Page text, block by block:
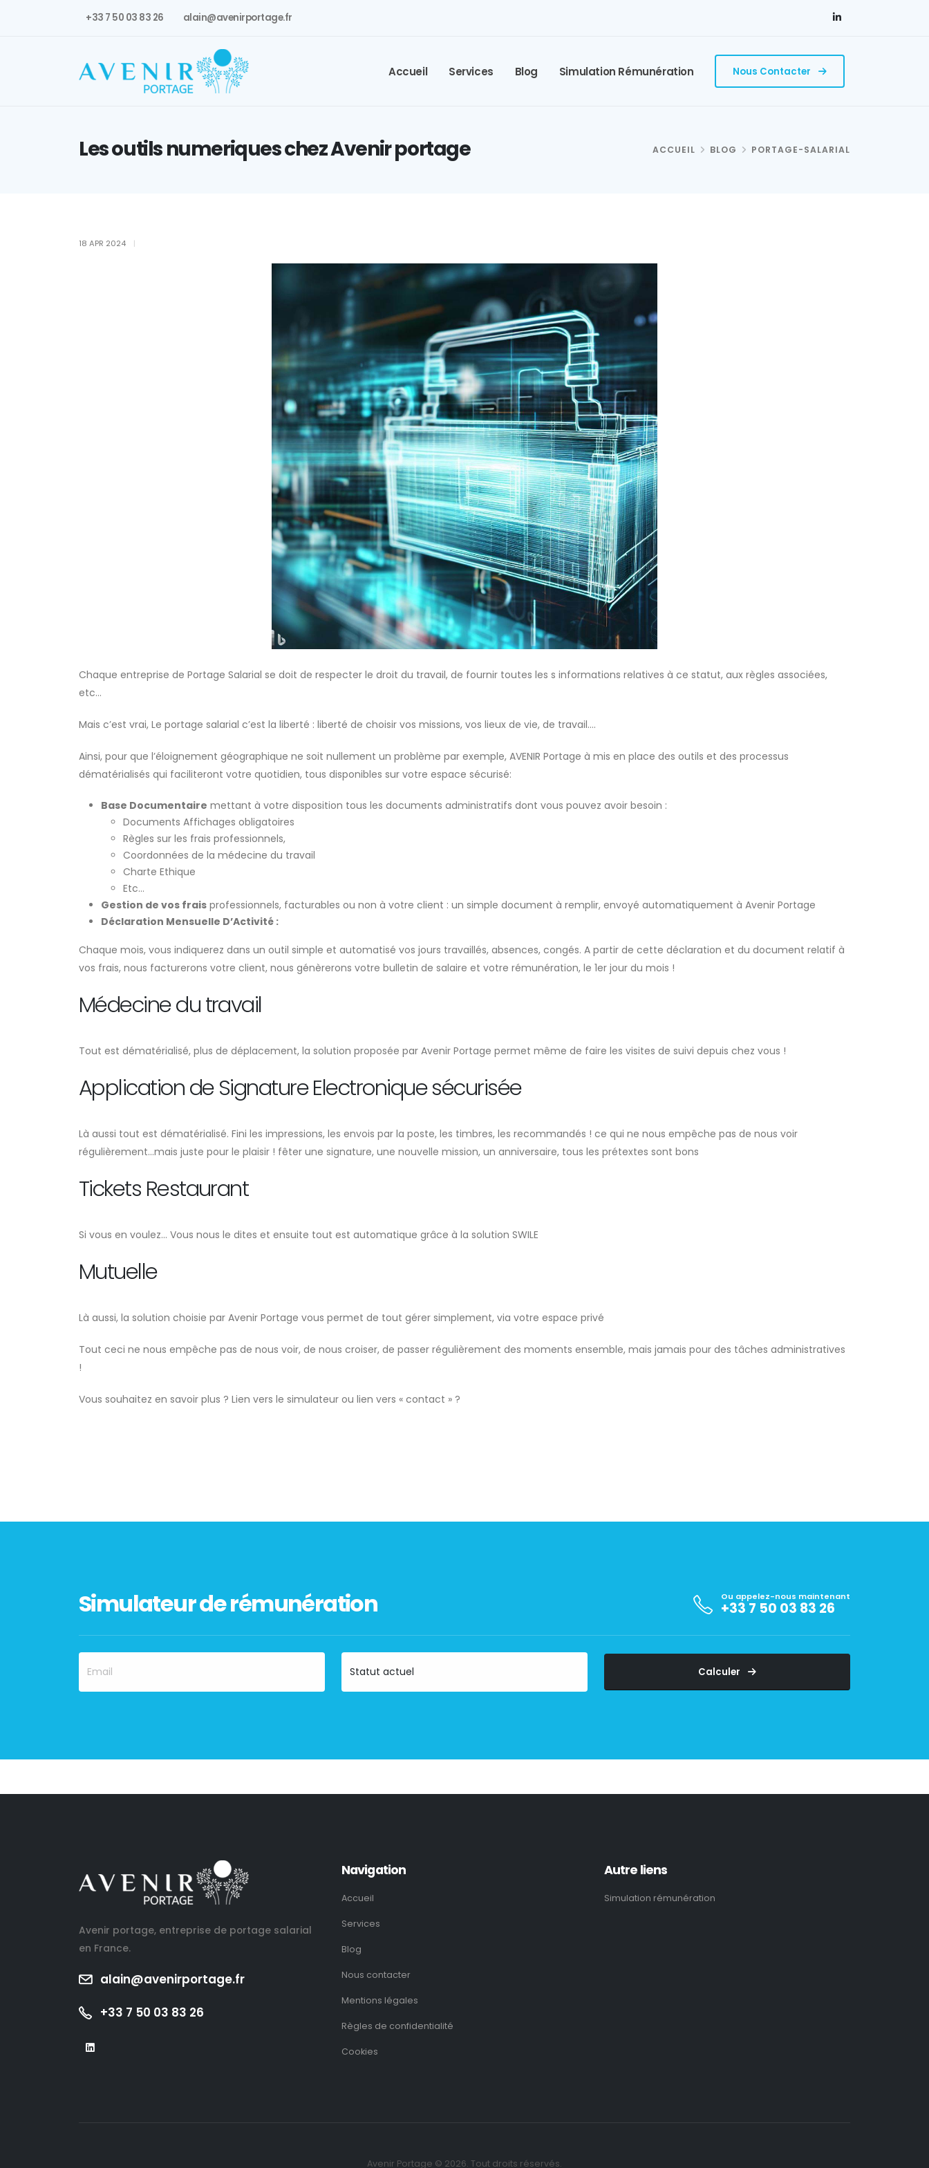
+33 7 50 03 83 26 alain@avenirportage.fr
Accueil Services Blog Simulation Rémunération Nous Contacter
Les outils numeriques chez Avenir portage ACCUEIL BLOG PORTAGE-SALARIAL
18 APR 2024 |
Chaque entreprise de Portage Salarial se doit de respecter le droit du travail, de fournir toutes les s informations relatives à ce statut, aux règles associées,
etc…
Mais c’est vrai, Le portage salarial c’est la liberté : liberté de choisir vos missions, vos lieux de vie, de travail….
Ainsi, pour que l’éloignement géographique ne soit nullement un problème par exemple, AVENIR Portage à mis en place des outils et des processus
dématérialisés qui faciliteront votre quotidien, tous disponibles sur votre espace sécurisé:
Base Documentaire mettant à votre disposition tous les documents administratifs dont vous pouvez avoir besoin :
Documents Affichages obligatoires
Règles sur les frais professionnels,
Coordonnées de la médecine du travail
Charte Ethique
Etc…
Gestion de vos frais professionnels, facturables ou non à votre client : un simple document à remplir, envoyé automatiquement à Avenir Portage
Déclaration Mensuelle D’Activité :
Chaque mois, vous indiquerez dans un outil simple et automatisé vos jours travaillés, absences, congés. A partir de cette déclaration et du document relatif à
vos frais, nous facturerons votre client, nous génèrerons votre bulletin de salaire et votre rémunération, le 1er jour du mois !
Médecine du travail
Tout est dématérialisé, plus de déplacement, la solution proposée par Avenir Portage permet même de faire les visites de suivi depuis chez vous !
Application de Signature Electronique sécurisée
Là aussi tout est dématérialisé. Fini les impressions, les envois par la poste, les timbres, les recommandés ! ce qui ne nous empêche pas de nous voir
régulièrement…mais juste pour le plaisir ! fêter une signature, une nouvelle mission, un anniversaire, tous les prétextes sont bons
Tickets Restaurant
Si vous en voulez… Vous nous le dites et ensuite tout est automatique grâce à la solution SWILE
Mutuelle
Là aussi, la solution choisie par Avenir Portage vous permet de tout gérer simplement, via votre espace privé
Tout ceci ne nous empêche pas de nous voir, de nous croiser, de passer régulièrement des moments ensemble, mais jamais pour des tâches administratives
!
Vous souhaitez en savoir plus ? Lien vers le simulateur ou lien vers « contact » ?
Ou appelez-nous maintenant
+33 7 50 03 83 26
Simulateur de rémunération
Calculer
Avenir portage, entreprise de portage salarial
en France.
alain@avenirportage.fr
+33 7 50 03 83 26
Navigation
Accueil
Services
Blog
Nous contacter
Mentions légales
Règles de confidentialité
Cookies
Autre liens
Simulation rémunération
Avenir Portage © 2026. Tout droits réservés.